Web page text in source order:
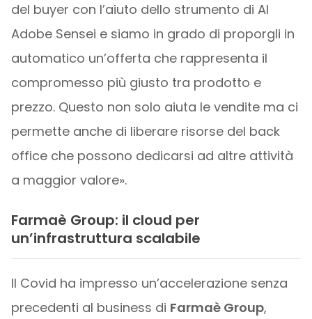
del buyer con l’aiuto dello strumento di AI
Adobe Sensei e siamo in grado di proporgli in
automatico un’offerta che rappresenta il
compromesso più giusto tra prodotto e
prezzo. Questo non solo aiuta le vendite ma ci
permette anche di liberare risorse del back
office che possono dedicarsi ad altre attività
a maggior valore».
Farmaè Group: il cloud per
un’infrastruttura scalabile
Il Covid ha impresso un’accelerazione senza
precedenti al business di Farmaè Group,